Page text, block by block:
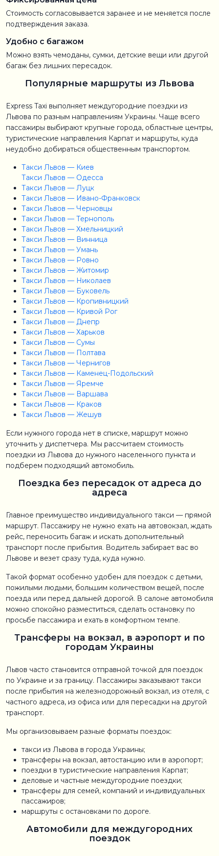
Стоимость согласовывается заранее и не меняется после
подтверждения заказа.
Удобно с багажом
Можно взять чемоданы, сумки, детские вещи или другой
багаж без лишних пересадок.
Популярные маршруты из Львова
Express Taxi выполняет междугородние поездки из
Львова по разным направлениям Украины. Чаще всего
пассажиры выбирают крупные города, областные центры,
туристические направления Карпат и маршруты, куда
неудобно добираться общественным транспортом.
Такси Львов — Киев
Такси Львов — Одесса
Такси Львов — Луцк
Такси Львов — Ивано-Франковск
Такси Львов — Черновцы
Такси Львов — Тернополь
Такси Львов — Хмельницкий
Такси Львов — Винница
Такси Львов — Умань
Такси Львов — Ровно
Такси Львов — Житомир
Такси Львов — Николаев
Такси Львов — Буковель
Такси Львов — Кропивницкий
Такси Львов — Кривой Рог
Такси Львов — Днепр
Такси Львов — Харьков
Такси Львов — Сумы
Такси Львов — Полтава
Такси Львов — Чернигов
Такси Львов — Каменец-Подольский
Такси Львов — Яремче
Такси Львов — Варшава
Такси Львов — Краков
Такси Львов — Жешув
Если нужного города нет в списке, маршрут можно
уточнить у диспетчера. Мы рассчитаем стоимость
поездки из Львова до нужного населенного пункта и
подберем подходящий автомобиль.
Поездка без пересадок от адреса до
адреса
Главное преимущество индивидуального такси — прямой
маршрут. Пассажиру не нужно ехать на автовокзал, ждать
рейс, переносить багаж и искать дополнительный
транспорт после прибытия. Водитель забирает вас во
Львове и везет сразу туда, куда нужно.
Такой формат особенно удобен для поездок с детьми,
пожилыми людьми, большим количеством вещей, после
поезда или перед дальней дорогой. В салоне автомобиля
можно спокойно разместиться, сделать остановку по
просьбе пассажира и ехать в комфортном темпе.
Трансферы на вокзал, в аэропорт и по
городам Украины
Львов часто становится отправной точкой для поездок
по Украине и за границу. Пассажиры заказывают такси
после прибытия на железнодорожный вокзал, из отеля, с
частного адреса, из офиса или для пересадки на другой
транспорт.
Мы организовываем разные форматы поездок:
такси из Львова в города Украины;
трансферы на вокзал, автостанцию или в аэропорт;
поездки в туристические направления Карпат;
деловые и частные междугородние поездки;
трансферы для семей, компаний и индивидуальных
пассажиров;
маршруты с остановками по дороге.
Автомобили для междугородних
поездок